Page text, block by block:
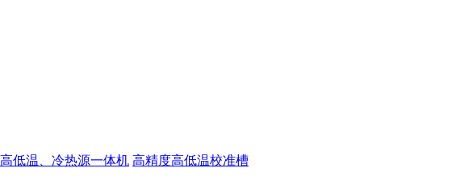
高低温、冷热源一体机 高精度高低温校准槽